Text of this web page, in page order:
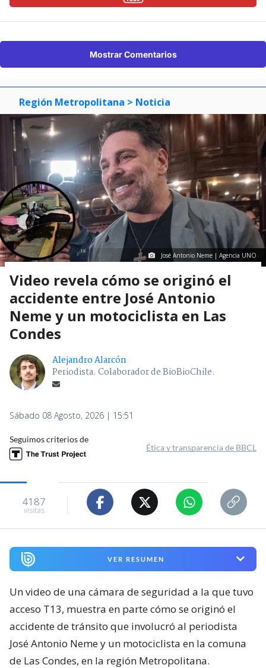
Mostrar Comentarios
Región Metropolitana > Noticia
José Antonio Neme | Agencia UNO
Video revela cómo se originó el
accidente entre José Antonio
Neme y un motociclista en Las
Condes
Alejandro Alarcón
Periodista. Colaborador de BioBioChile.
Sábado 08 Agosto, 2026 | 15:51
Seguimos criterios de
Ética y transparencia de BBCL
4187
visitas
VER RESUMEN
Un video de una cámara de seguridad a la que tuvo
acceso T13, muestra en parte cómo se originó el
accidente de tránsito que involucró al periodista
José Antonio Neme y un motociclista en la comuna
de Las Condes, en la región Metropolitana.